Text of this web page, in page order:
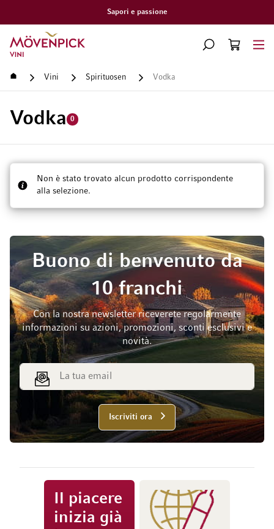
Sapori e passione
Vai alla Home Page
CERCA
CART
Home Vini Spirituosen Vodka
Vodka 0
Non è stato trovato alcun prodotto corrispondente
alla selezione.
Buono di benvenuto da
10 franchi
Con la nostra newsletter riceverete regolarmente
informazioni su azioni, promozioni, sconti esclusivi e
novità.
Indirizzo email
Iscriviti ora
Il piacere
inizia già